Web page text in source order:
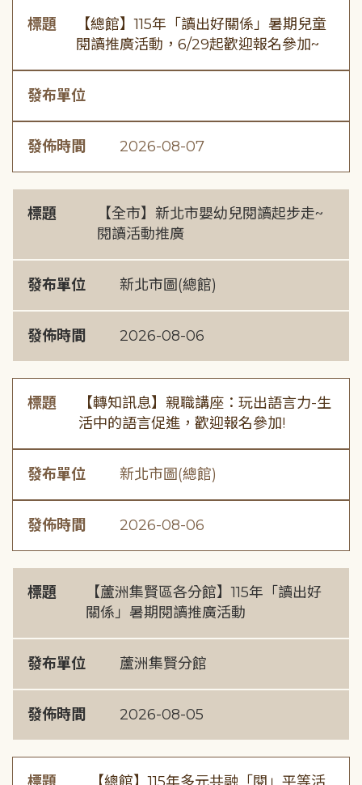
標題
【總館】115年「讀出好關係」暑期兒童
閱讀推廣活動，6/29起歡迎報名參加~
發布單位
發佈時間 2026-08-07
標題
【全市】新北市嬰幼兒閱讀起步走~
閱讀活動推廣
發布單位 新北市圖(總館)
發佈時間 2026-08-06
標題
【轉知訊息】親職講座：玩出語言力-生
活中的語言促進，歡迎報名參加!
發布單位 新北市圖(總館)
發佈時間 2026-08-06
標題
【蘆洲集賢區各分館】115年「讀出好
關係」暑期閱讀推廣活動
發布單位 蘆洲集賢分館
發佈時間 2026-08-05